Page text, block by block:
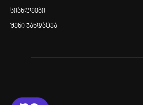
სიახლეები
შენი ჯანდაცვა